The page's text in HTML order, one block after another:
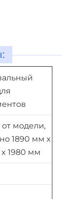
от модели,
1890 мм x
1980 мм